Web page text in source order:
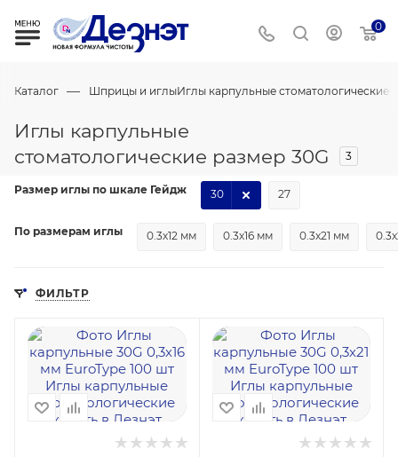
0
Каталог — Шприцы и иглыИглы карпульные стоматологические
Иглы карпульные
стоматологические размер 30G
3
Размер иглы по шкале Гейдж 27
30
По размерам иглы 0.3х12 мм 0.3х16 мм 0.3х21 мм
ФИЛЬТР